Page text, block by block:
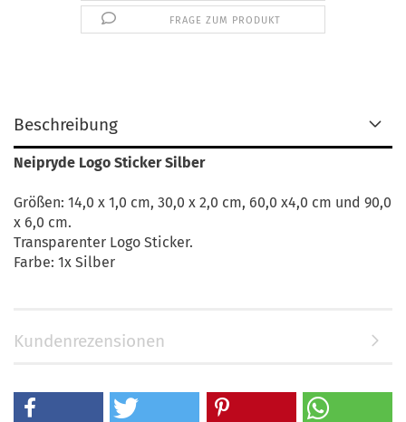
FRAGE ZUM PRODUKT
Beschreibung
Neipryde Logo Sticker Silber
Größen: 14,0 x 1,0 cm, 30,0 x 2,0 cm, 60,0 x4,0 cm und 90,0
x 6,0 cm.
Transparenter Logo Sticker.
Farbe: 1x Silber
Kundenrezensionen